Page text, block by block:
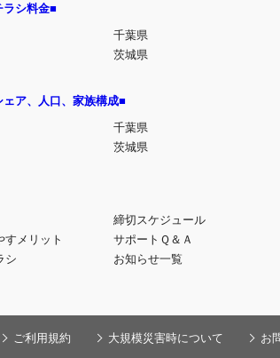
ラシ料金■
千葉県
茨城県
ア、人口、家族構成■
千葉県
茨城県
すメリット
シ
締切スケジュール
サポートＱ＆Ａ
お知らせ一覧
ご利用規約 大規模災害時について お